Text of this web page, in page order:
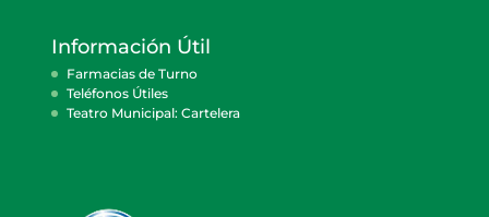
Información Útil
Farmacias de Turno
Teléfonos Útiles
Teatro Municipal: Cartelera